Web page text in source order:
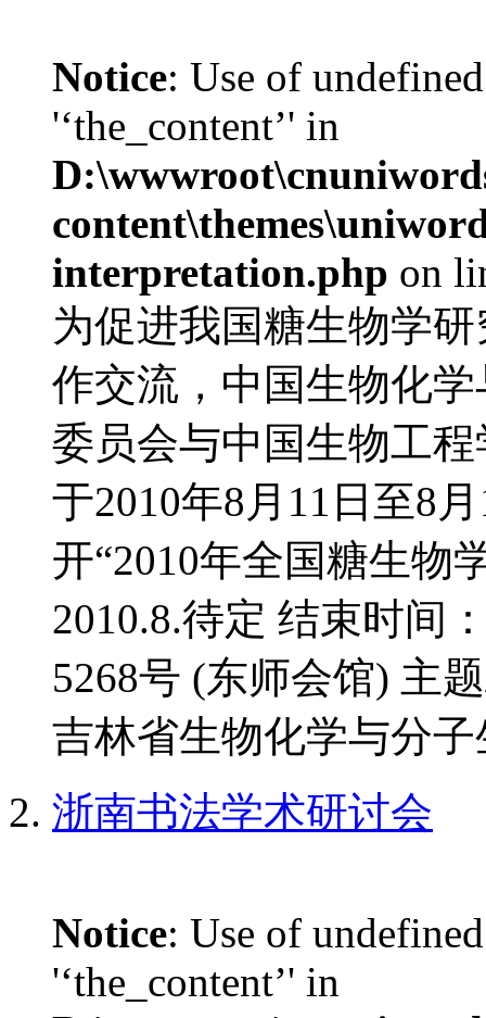
Notice: Use of
'‘the_content’' in
interpretation.php on
为促进我国糖生物学
作交流，中国生物化
委员会与中国生物工
于2010年8月11日至8
开“2010年全国糖生物
2010.8.待定 结束时间
5268号 (东师会馆) 主
吉林省生物化学与分
浙南书法学术研讨会
Notice: Use of
'‘the_content’' in